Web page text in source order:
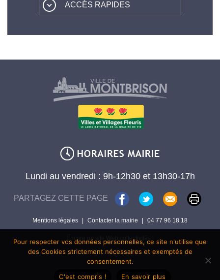
ACCÈS RAPIDES
Lundi au vendredi : 9h-12h30 et 13h30-17h
PARTAGEZ CETTE PAGE
Mentions légales | Contacter la mairie | 04 77 96 18 18
Encore un site Web collectivités !
Pour respecter vos données personnelles, ce site n'utilise que
des Cookies strictement nécessaires et exemptés de
consentement.
C'est compris !
En savoir plus